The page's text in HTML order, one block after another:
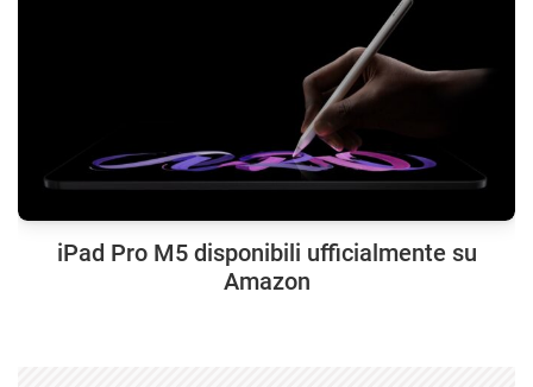
iPad Pro M5 disponibili ufficialmente su
Amazon